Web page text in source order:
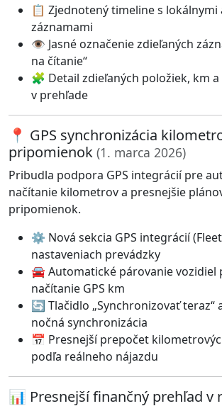
📋 Zjednotený timeline s lokálnymi
záznamami
👁️ Jasné označenie zdieľaných
na čítanie“
🧩 Detail zdieľaných položiek, km
v prehľade
📍 GPS synchronizácia
pripomienok (1. marca 2026)
Pribudla podpora GPS integrácií pre
načítanie kilometrov a presnejšie
pripomienok.
⚙️ Nová sekcia GPS integrácií
nastaveniach prevádzky
🚘 Automatické párovanie vozidiel
načítanie GPS km
🔄 Tlačidlo „Synchronizovať teraz“
nočná synchronizácia
📅 Presnejší prepočet
podľa reálneho nájazdu
📊 Presnejší finančný prehľad v